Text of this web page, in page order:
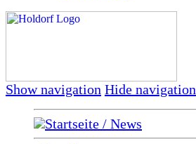
Show navigation Hide navigation
Startseite / News